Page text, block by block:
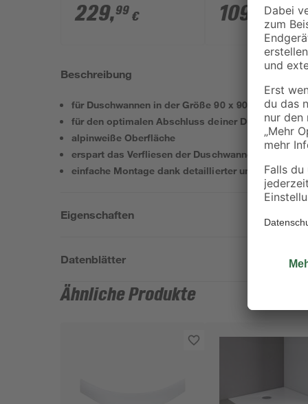
229,99 €
90 x 4 cm
109 99€
Beschreibung
für Duschwannen in der Größe 90 x 90 cm geeignet
für den optimalen Abschluss deiner Duschwanne
alpinweiße Oberfläche
erspart das Verfliesen der Duschwanne
einfache Montage dank detaillierter und
Eigenschaften
Datenblätter
Ähnliche Produkte